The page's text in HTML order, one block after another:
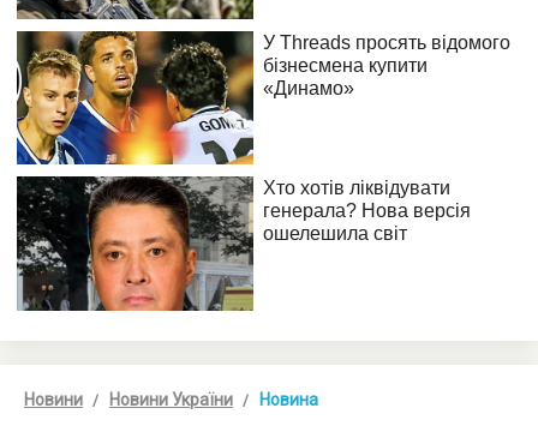
Новини Новини України Новина